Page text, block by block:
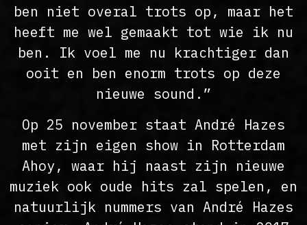
ben niet overal trots op, maar het
heeft me wel gemaakt tot wie ik nu
ben. Ik voel me nu krachtiger dan
ooit en ben enorm trots op deze
nieuwe sound.”
Op 25 november staat André Hazes
met zijn eigen show in Rotterdam
Ahoy, waar hij naast zijn nieuwe
muziek ook oude hits zal spelen, en
natuurlijk nummers van André Hazes